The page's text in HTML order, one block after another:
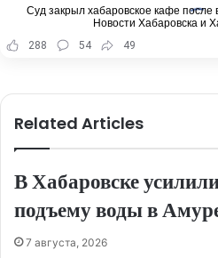
Суд закрыл хабаровское кафе
Новости Хабаровска и
288
54 49
Related Articles
В Хабаровске
подъему воды в
7 августа, 2026